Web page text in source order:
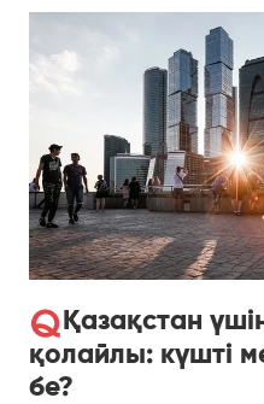
Қазақстан
қолайлы: күшті
бе?